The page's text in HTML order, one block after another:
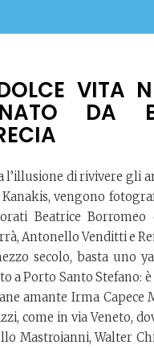
VITA
DA
l’illusione di rivivere gli
Kanakis, vengono
Beatrice
Antonello Venditti e
secolo, basta uno
a Porto Santo Stefano:
amante Irma
come in via Veneto,
Mastroianni, Walter